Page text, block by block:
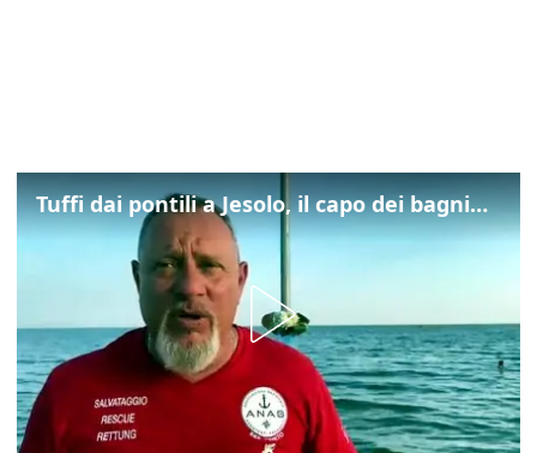
Tuffi dai pontili a Jesolo, il capo dei bagnini: "L'impegno di tutti per evitare altre tragedie"